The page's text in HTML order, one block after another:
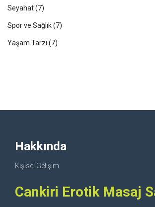
Seyahat(7)
Spor ve Sağlık(7)
Yaşam Tarzı (7)
Hakkında
Kişisel Gelişim
Cankiri Erotik Masaj